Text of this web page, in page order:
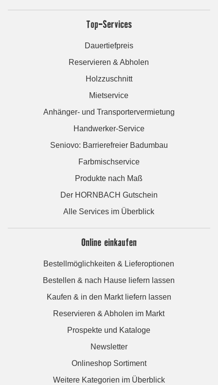
Top-Services
Dauertiefpreis
Reservieren & Abholen
Holzzuschnitt
Mietservice
Anhänger- und Transportervermietung
Handwerker-Service
Seniovo: Barrierefreier Badumbau
Farbmischservice
Produkte nach Maß
Der HORNBACH Gutschein
Alle Services im Überblick
Online einkaufen
Bestellmöglichkeiten & Lieferoptionen
Bestellen & nach Hause liefern lassen
Kaufen & in den Markt liefern lassen
Reservieren & Abholen im Markt
Prospekte und Kataloge
Newsletter
Onlineshop Sortiment
Weitere Kategorien im Überblick